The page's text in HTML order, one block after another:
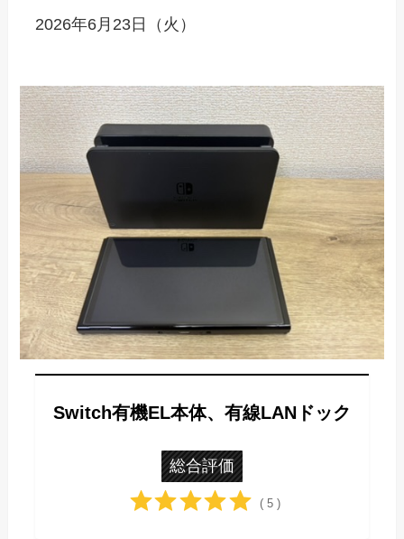
2026年6月23日（火）
Switch有機EL本体、有線LANドック
総合評価
( 5 )